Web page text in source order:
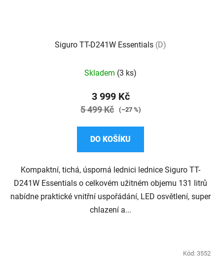
Siguro TT-D241W Essentials (D)
hodnocení
produktu
je
5
Skladem (3 ks)
3 999 Kč
5 499 Kč (–27 %)
DO KOŠÍKU
Kompaktní, tichá, úsporná lednici lednice Siguro TT-
D241W Essentials o celkovém užitném objemu 131 litrů
nabídne praktické vnitřní uspořádání, LED osvětlení, super
chlazení a...
Kód: 3552